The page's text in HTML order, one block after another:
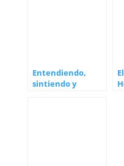
Entendiendo,
sintiendo y